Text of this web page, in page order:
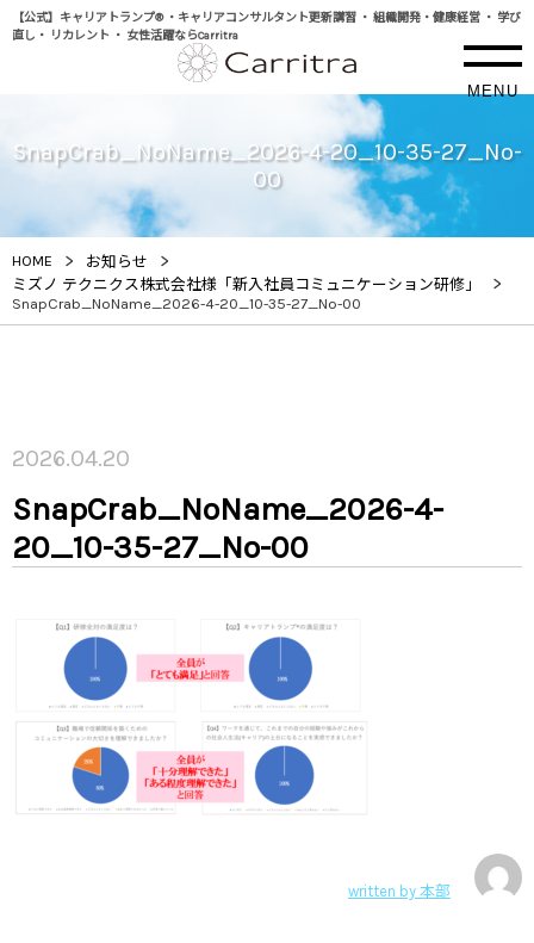
【公式】キャリアトランプ® ・キャリアコンサルタント更新講習 ・ 組織開発・健康経営 ・ 学び
直し・ リカレント ・ 女性活躍ならCarritra
MENU
SnapCrab_NoName_2026-4-20_10-35-27_No-
00
HOME > お知らせ >
ミズノ テクニクス株式会社様「新入社員コミュニケーション研修」 >
SnapCrab_NoName_2026-4-20_10-35-27_No-00
2026.04.20
SnapCrab_NoName_2026-4-
20_10-35-27_No-00
written by 本部